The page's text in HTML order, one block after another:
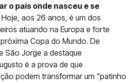
o país onde nasceu e se
Hoje, aos 26 anos, é um dos
atuando na Europa e forte
Copa do Mundo. De
São Jorge a destaque
é a prova de que
podem transformar um “patinho